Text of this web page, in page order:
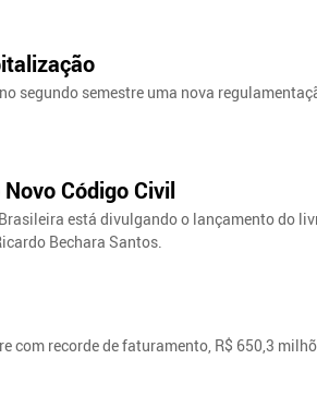
segundo semestre uma nova
Código Civil
está divulgando o lançamento do
Bechara Santos.
recorde de faturamento, R$ 650,3